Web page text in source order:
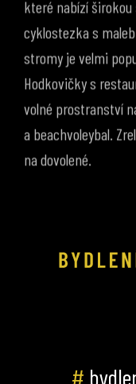
cyklostezka s
stromy je velmi
Hodkovičky s
volné prostranství
a beachvoleybal.
na dovolené.
#